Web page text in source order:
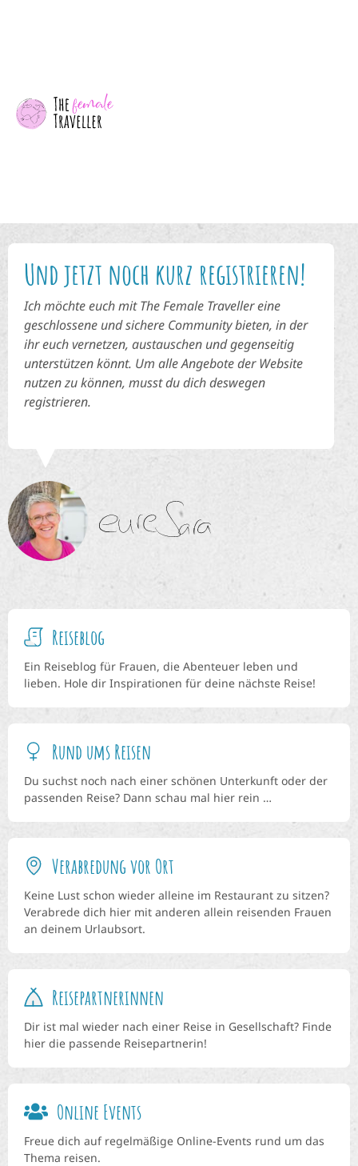
Und jetzt noch kurz registrieren!
Ich möchte euch mit The Female Traveller eine
geschlossene und sichere Community bieten, in der
ihr euch vernetzen, austauschen und gegenseitig
unterstützen könnt. Um alle Angebote der Website
nutzen zu können, musst du dich deswegen
registrieren.
Reiseblog
Ein Reiseblog für Frauen, die Abenteuer leben und
lieben. Hole dir Inspirationen für deine nächste Reise!
Rund ums Reisen
Du suchst noch nach einer schönen Unterkunft oder der
passenden Reise? Dann schau mal hier rein …
Verabredung vor Ort
Keine Lust schon wieder alleine im Restaurant zu sitzen?
Verabrede dich hier mit anderen allein reisenden Frauen
an deinem Urlaubsort.
Reisepartnerinnen
Dir ist mal wieder nach einer Reise in Gesellschaft? Finde
hier die passende Reisepartnerin!
Online Events
Freue dich auf regelmäßige Online-Events rund um das
Thema reisen.